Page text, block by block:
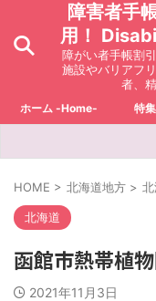
障害者手
用！
障がい者手帳割
施設やバリアフ
者、
ホーム -Home- 特
HOME > 北海道地方 >
北海道
函館市熱帯植
2021年11月3日